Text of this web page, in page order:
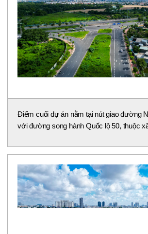
Điểm cuối dự án nằm tại nút giao đường
với đường song hành Quốc lộ 50, thuộc